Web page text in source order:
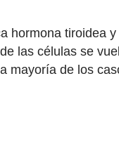
hormona tiroidea
las células se
mayoría de los